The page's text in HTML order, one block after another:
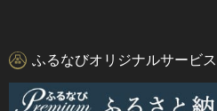
ふるなびオリジナルサービス